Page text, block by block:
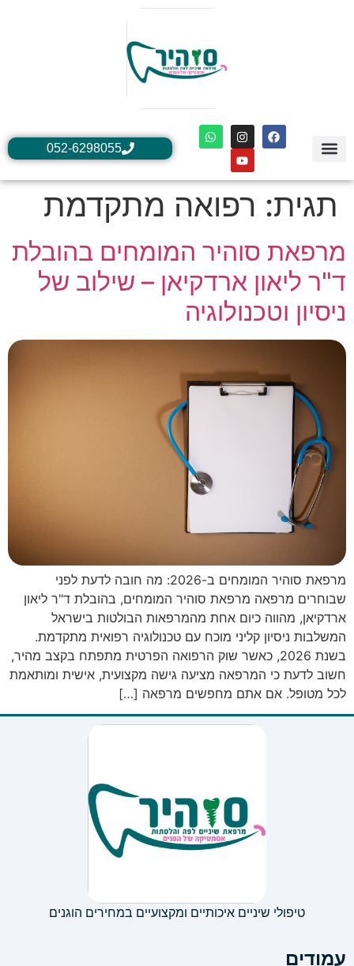
052-6298055
תגית: רפואה מתקדמת
מרפאת סוהיר המומחים בהובלת
ד"ר ליאון ארדקיאן – שילוב של
ניסיון וטכנולוגיה
מרפאת סוהיר המומחים ב-2026: מה חובה לדעת לפני
שבוחרים מרפאה מרפאת סוהיר המומחים, בהובלת ד"ר ליאון
ארדקיאן, מהווה כיום אחת מהמרפאות הבולטות בישראל
המשלבות ניסיון קליני מוכח עם טכנולוגיה רפואית מתקדמת.
בשנת 2026, כאשר שוק הרפואה הפרטית מתפתח בקצב מהיר,
חשוב לדעת כי המרפאה מציעה גישה מקצועית, אישית ומותאמת
לכל מטופל. אם אתם מחפשים מרפאה […]
טיפולי שיניים איכותיים ומקצועיים במחירים הוגנים
עמודים